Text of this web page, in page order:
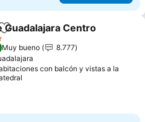
Agregar a favoritos
Guadalajara Centro
Muy bueno
8.777
con balcón y vistas a la